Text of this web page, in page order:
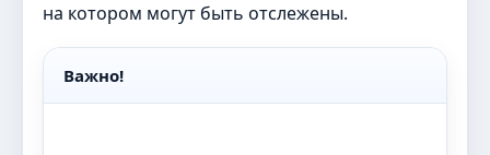
на котором могут быть отслежены.
Важно!